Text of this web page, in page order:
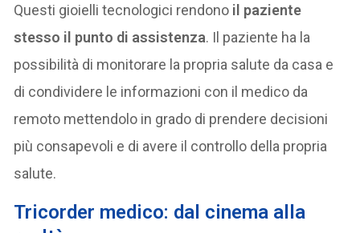
Questi gioielli tecnologici rendono il paziente
stesso il punto di assistenza. Il paziente ha la
possibilità di monitorare la propria salute da casa e
di condividere le informazioni con il medico da
remoto mettendolo in grado di prendere decisioni
più consapevoli e di avere il controllo della propria
salute.
Tricorder medico: dal cinema alla